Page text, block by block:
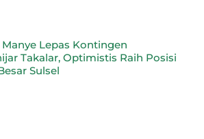
Lepas Kontingen
Takalar, Optimistis Raih Posisi
Sulsel